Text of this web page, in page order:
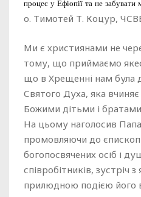
процес у Ефіопії та не забувати
о. Тимотей Т. Коцур,
Ми є християнами не
тому, що приймаємо
що в Хрещенні нам була
Святого Духа, яка
Божими дітьми і
На цьому наголосив
промовляючи до
богопосвячених осіб і
співробітників, зустріч
прилюдною подією його